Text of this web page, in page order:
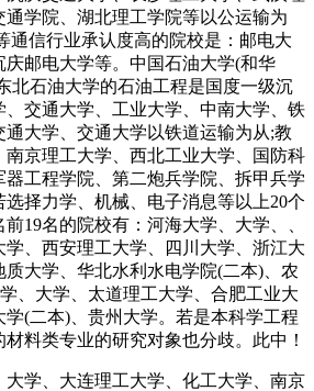
学院、湖北理工学院等以公运输为
通信行业承认度高的院校是：邮电大
邮电大学等。中国石油大学(和华
北石油大学的石油工程是国度一级沉
、交通大学、工业大学、中南大学、铁
大学、交通大学以铁道运输为从;教
京理工大学、西北工业大学、国防科
工程学院、第二炮兵学院、拆甲兵学
择力学、机械、电子消息等以上20个
19名的院校有：河海大学、大学、、
、西安理工大学、四川大学、浙江大
大学、华北水利水电学院(二本)、农
、大学、太道理工大学、合肥工业大
(二本)、贵州大学。若是本科学工程
料类专业的研究对象也分歧。此中！
学、大连理工大学、化工大学、南京